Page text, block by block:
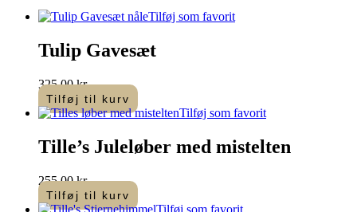
Tilføj som favorit
Tulip Gavesæt
325,00kr.
Tilføj til kurv
Tilføj som favorit
Tille’s Juleløber med mistelten
255,00kr.
Tilføj til kurv
Tilføj som favorit